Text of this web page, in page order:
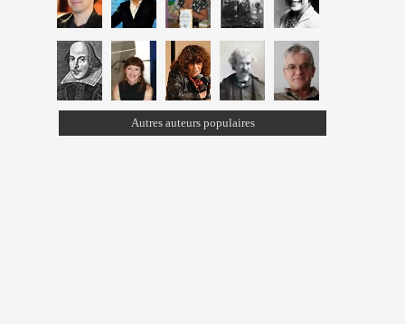
Autres auteurs populaires